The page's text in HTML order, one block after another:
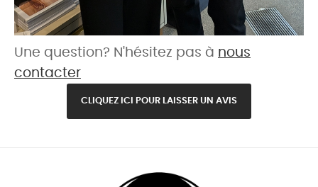
Une question? N'hésitez pas à nous
contacter
CLIQUEZ ICI POUR LAISSER UN AVIS